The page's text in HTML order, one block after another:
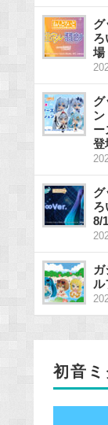
グ
ろ
場
グ
ン
ー
登
グ
ろ
8/
ル
初音ミ